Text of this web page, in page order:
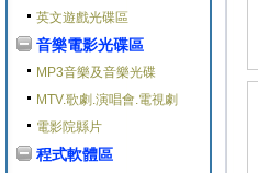
英文遊戲光碟區
音樂電影光碟區
MP3音樂及音樂光碟
MTV.歌劇.演唱會.電視劇
電影院縣片
程式軟體區